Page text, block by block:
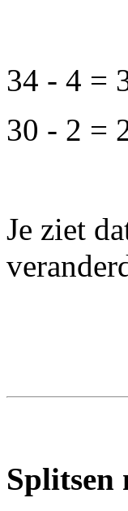
34 - 4 =
30 - 2 =
Je ziet
Splitsen